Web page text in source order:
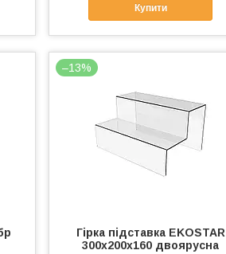
Купити
–13%
Гірка підставка EKOSTAR
300х200х160 двоярусна